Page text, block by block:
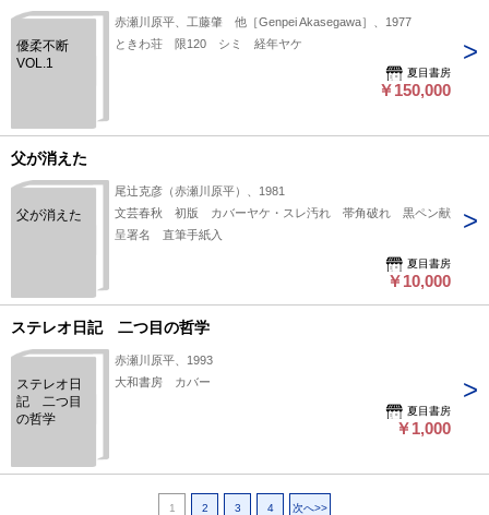
優柔不断
VOL.1
赤瀬川原平、工藤肇 他［Genpei Akasegawa］、1977
ときわ荘 限120 シミ 経年ヤケ
夏目書房
￥150,000
父が消えた
父が消えた
尾辻克彦（赤瀬川原平）、1981
文芸春秋 初版 カバーヤケ・スレ汚れ 帯角破れ 黒ペン献
呈署名 直筆手紙入
夏目書房
￥10,000
ステレオ日記 二つ目の哲学
ステレオ日
記 二つ目
の哲学
赤瀬川原平、1993
大和書房 カバー
夏目書房
￥1,000
1 2 3 4 次へ>>